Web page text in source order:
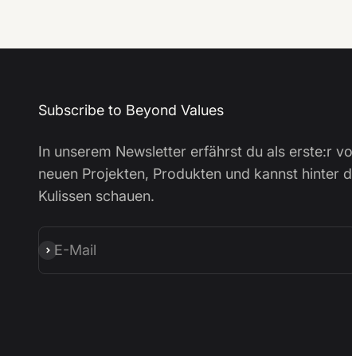
Subscribe to Beyond Values
In unserem Newsletter erfährst du als erste:r
neuen Projekten, Produkten und kannst hinter
Kulissen schauen.
E-Mail
Abonnieren